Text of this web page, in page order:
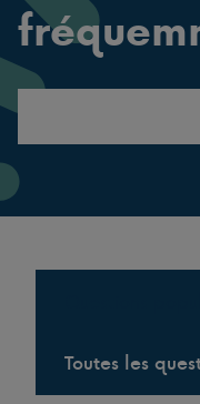
Toutes les